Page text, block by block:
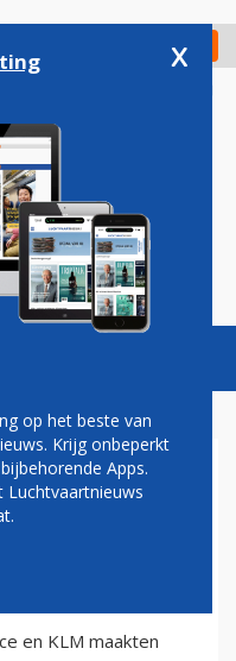
Check in
Vacatures
UIT
en KLM maakten
x
op het beste van
Krijg onbeperkt
Apps.
Luchtvaartnieuws